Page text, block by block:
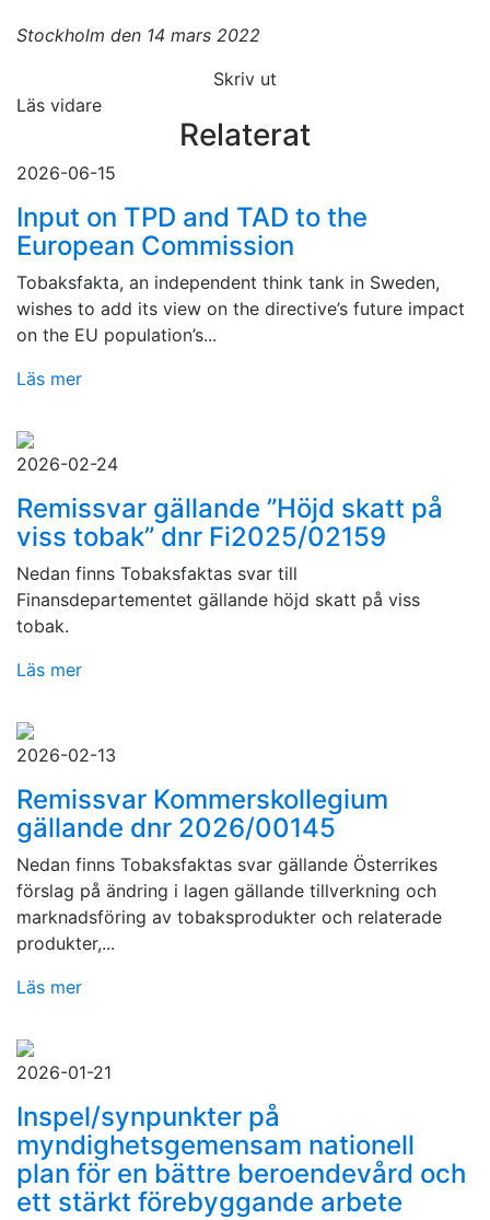
Stockholm den 14 mars 2022
Skriv ut
Läs vidare
Relaterat
2026-06-15
Input on TPD and TAD to the
European Commission
Tobaksfakta, an independent think tank in Sweden,
wishes to add its view on the directive’s future impact
on the EU population’s...
Läs mer
2026-02-24
Remissvar gällande ”Höjd skatt på
viss tobak” dnr Fi2025/02159
Nedan finns Tobaksfaktas svar till
Finansdepartementet gällande höjd skatt på viss
tobak.
Läs mer
2026-02-13
Remissvar Kommerskollegium
gällande dnr 2026/00145
Nedan finns Tobaksfaktas svar gällande Österrikes
förslag på ändring i lagen gällande tillverkning och
marknadsföring av tobaksprodukter och relaterade
produkter,...
Läs mer
2026-01-21
Inspel/synpunkter på
myndighetsgemensam nationell
plan för en bättre beroendevård och
ett stärkt förebyggande arbete